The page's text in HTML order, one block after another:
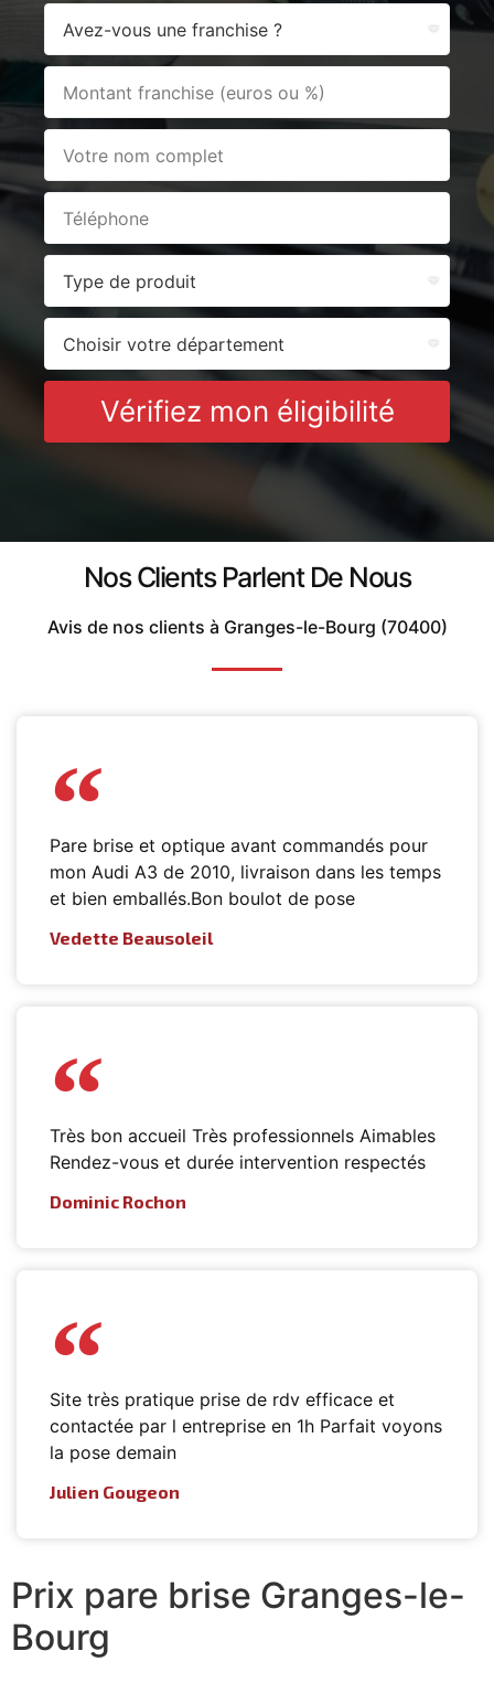
Vérifiez mon éligibilité
Nos Clients Parlent De Nous
Avis de nos clients à Granges-le-Bourg (70400)
Pare brise et optique avant commandés pour
mon Audi A3 de 2010, livraison dans les temps
et bien emballés.Bon boulot de pose
Vedette Beausoleil
Très bon accueil Très professionnels Aimables
Rendez-vous et durée intervention respectés
Dominic Rochon
Site très pratique prise de rdv efficace et
contactée par l entreprise en 1h Parfait voyons
la pose demain
Julien Gougeon
Prix pare brise Granges-le-
Bourg